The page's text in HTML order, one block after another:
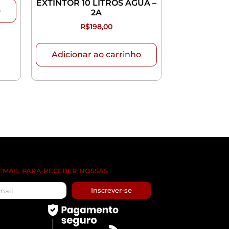
EXTINTOR 10 LITROS ÁGUA –
2A
R$198,00
Adicionar ao carrinho
PARA RECEBER NOSSAS
Inscrever-se